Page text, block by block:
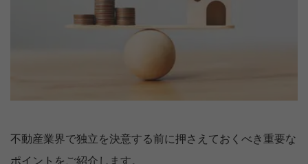
不動産業界で独立を決意する前に押さえておくべき重要な
ポイントをご紹介します。